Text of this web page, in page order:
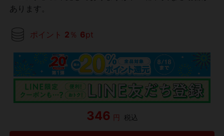
あります。
ポイント 2 ％ 6pt
346 円 税込